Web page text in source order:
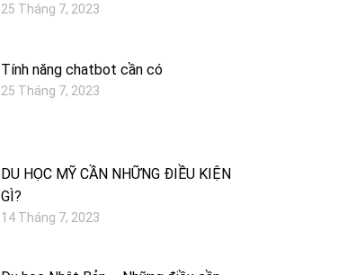
25 Tháng 7, 2023
Tính năng chatbot cần có
25 Tháng 7, 2023
DU HỌC MỸ CẦN NHỮNG ĐIỀU KIỆN
GÌ?
14 Tháng 7, 2023